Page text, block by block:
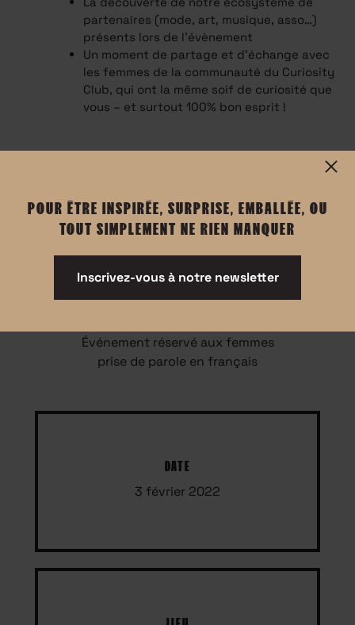
partenaires (mode, art, musique, asso…)
présents lors de l’évènement
Un moment de partage et d’échange avec
les femmes de la communauté du Curiosity
Club, qui ont la même soif de curiosité que
vous – et surtout 100% bon esprit !
Informations
Événement réservé aux femmes
prise de parole en français
DATE
3 février 2022
POUR ÊTRE INSPIRÉE, SURPRISE, EMBALLÉE, OU
TOUT SIMPLEMENT NE RIEN MANQUER
Inscrivez-vous à notre newsletter